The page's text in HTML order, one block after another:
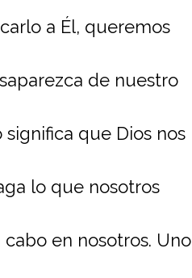
a Él, queremos
de nuestro
que Dios nos
lo que nosotros
en nosotros. Uno